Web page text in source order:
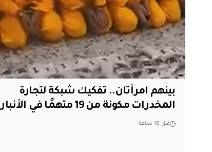
بينهم امرأتان.. تفكيك شبكة لتجارة
المخدرات مكونة من 19 متهمًا في الأنبار
قبل 18 ساعة